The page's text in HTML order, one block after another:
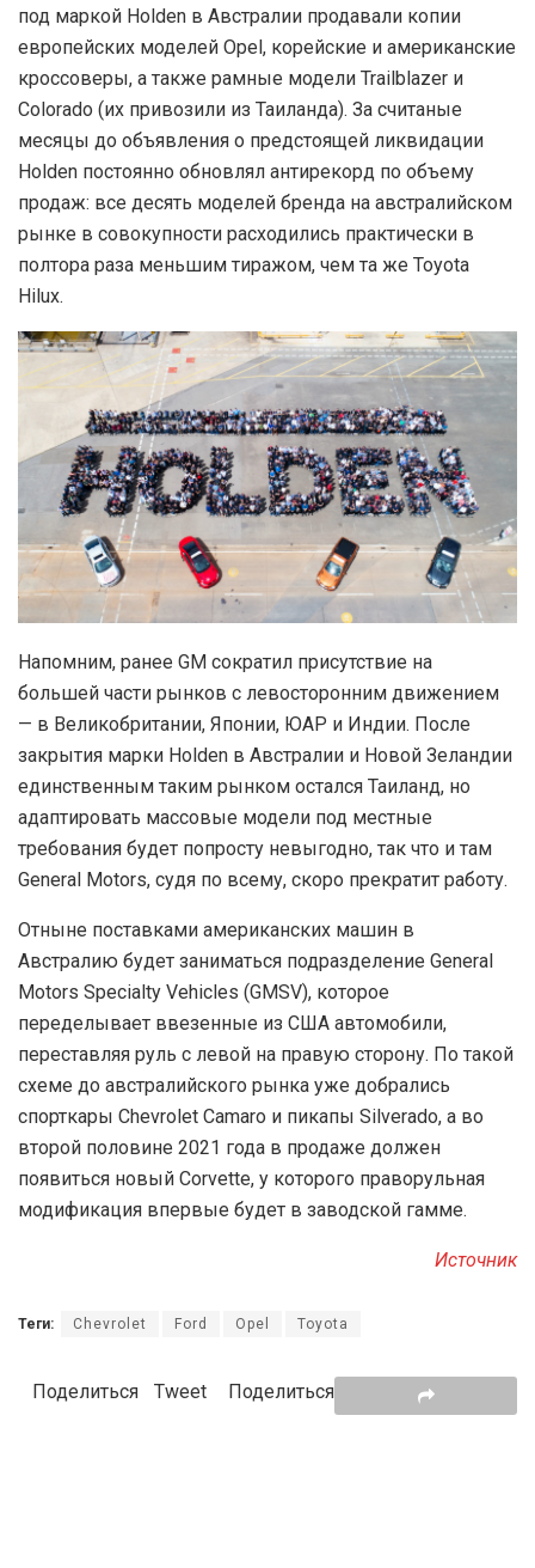
под маркой Holden в Австралии продавали копии
европейских моделей Opel, корейские и американские
кроссоверы, а также рамные модели Trailblazer и
Colorado (их привозили из Таиланда). За считаные
месяцы до объявления о предстоящей ликвидации
Holden постоянно обновлял антирекорд по объему
продаж: все десять моделей бренда на австралийском
рынке в совокупности расходились практически в
полтора раза меньшим тиражом, чем та же Toyota
Hilux.
Напомним, ранее GM сократил присутствие на
большей части рынков с левосторонним движением
— в Великобритании, Японии, ЮАР и Индии. После
закрытия марки Holden в Австралии и Новой Зеландии
единственным таким рынком остался Таиланд, но
адаптировать массовые модели под местные
требования будет попросту невыгодно, так что и там
General Motors, судя по всему, скоро прекратит работу.
Отныне поставками американских машин в
Австралию будет заниматься подразделение General
Motors Specialty Vehicles (GMSV), которое
переделывает ввезенные из США автомобили,
переставляя руль с левой на правую сторону. По такой
схеме до австралийского рынка уже добрались
спорткары Chevrolet Camaro и пикапы Silverado, а во
второй половине 2021 года в продаже должен
появиться новый Corvette, у которого праворульная
модификация впервые будет в заводской гамме.
Источник
Теги: Chevrolet Ford Opel Toyota
Поделиться Tweet Поделиться